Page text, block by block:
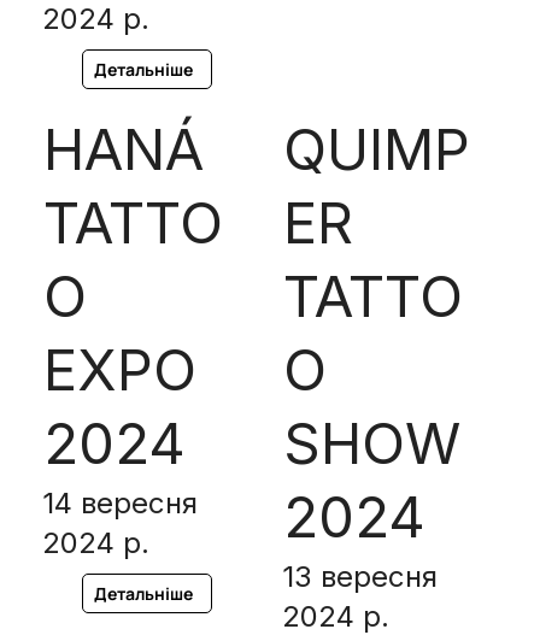
2024 р.
Детальніше
HANÁ
TATTO
O
EXPO
2024
14 вересня
2024 р.
Детальніше
QUIMP
ER
TATTO
O
SHOW
2024
13 вересня
2024 р.